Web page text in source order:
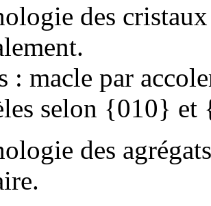
des
: macle par
selon {010}
des